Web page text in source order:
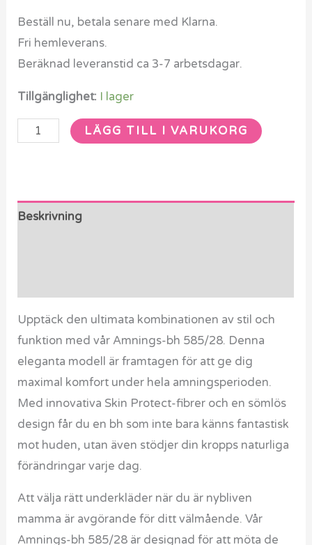
Beställ nu, betala senare med Klarna.
Fri hemleverans.
Beräknad leveranstid ca 3-7 arbetsdagar.
Tillgänglighet: I lager
LÄGG TILL I VARUKORG
Beskrivning
Upptäck den ultimata kombinationen av stil och
funktion med vår Amnings-bh 585/28. Denna
eleganta modell är framtagen för att ge dig
maximal komfort under hela amningsperioden.
Med innovativa Skin Protect-fibrer och en sömlös
design får du en bh som inte bara känns fantastisk
mot huden, utan även stödjer din kropps naturliga
förändringar varje dag.
Att välja rätt underkläder när du är nybliven
mamma är avgörande för ditt välmående. Vår
Amnings-bh 585/28 är designad för att möta de